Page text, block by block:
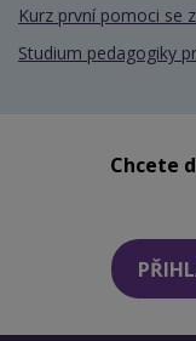
Kurz první pomoci se
Studium pedagogiky
Chcete